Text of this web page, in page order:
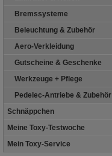
Bremssysteme
Beleuchtung & Zubehör
Aero-Verkleidung
Gutscheine & Geschenke
Werkzeuge + Pflege
Pedelec-Antriebe & Zubehör
Schnäppchen
Meine Toxy-Testwoche
Mein Toxy-Service